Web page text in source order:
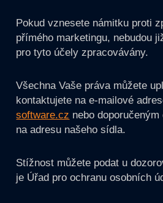
Pokud vznesete námitku proti
přímého marketingu, nebudou
pro tyto účely zpracovávány.
Všechna Vaše práva můžete
kontaktujete na e-mailové
software.cz nebo
na adresu našeho sídla.
Stížnost můžete podat u
je Úřad pro ochranu osobních